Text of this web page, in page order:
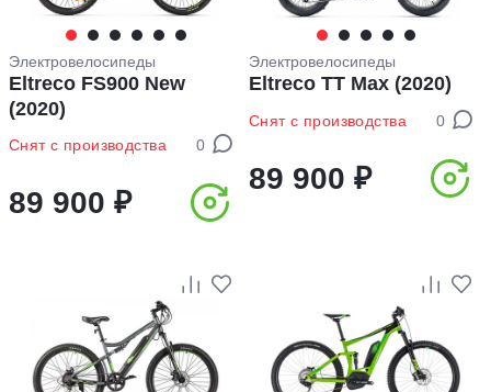
Электровелосипеды
Eltreco FS900 New
(2020)
Снят с производства 0
89 900 ₽
Электровелосипеды
Eltreco TT Max (2020)
Снят с производства 0
89 900 ₽